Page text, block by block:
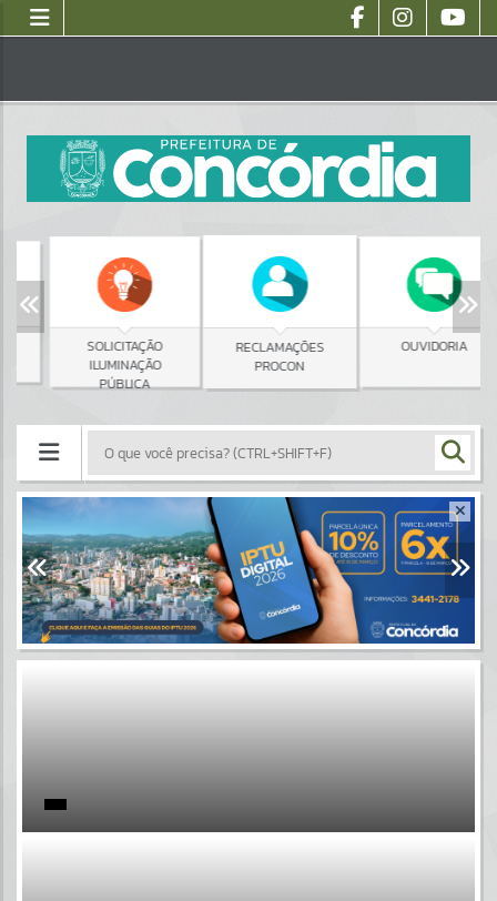
SOLICITAÇÃO
ILUMINAÇÃO
PÚBLICA
RECLAMAÇÕES
PROCON
OUVIDORIA
Portais
Por favor, aguarde...
Por favor, aguarde...